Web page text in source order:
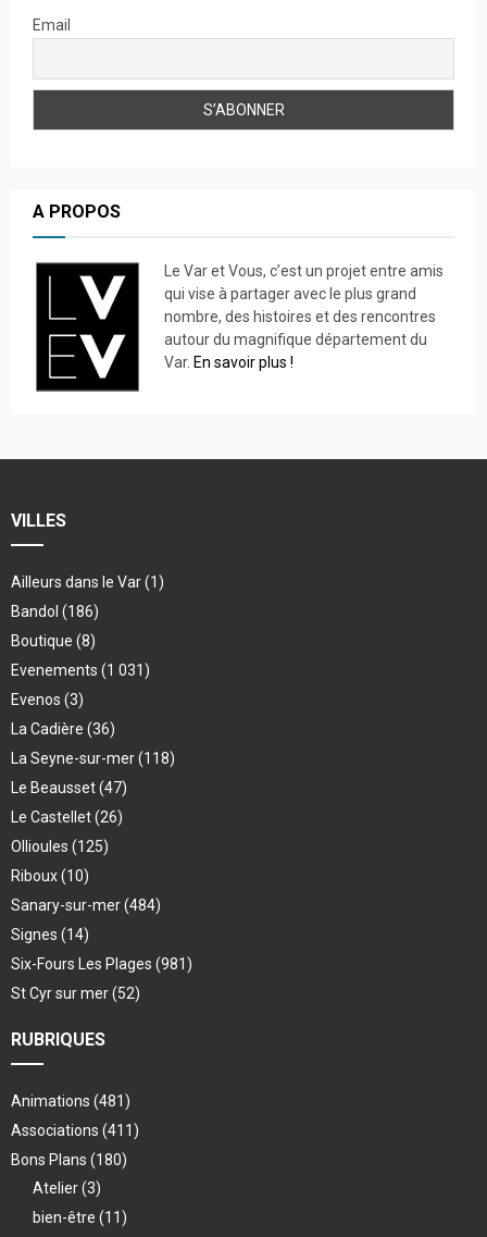
Email
A PROPOS
Le Var et Vous, c’est un projet entre amis
qui vise à partager avec le plus grand
nombre, des histoires et des rencontres
autour du magnifique département du
Var. En savoir plus !
VILLES
Ailleurs dans le Var(1)
Bandol (186)
Boutique (8)
Evenements (1 031)
Evenos (3)
La Cadière (36)
La Seyne-sur-mer(118)
Le Beausset(47)
Le Castellet(26)
Ollioules (125)
Riboux(10)
Sanary-sur-mer(484)
Signes (14)
Six-Fours Les Plages (981)
St Cyr sur mer(52)
RUBRIQUES
Animations (481)
Associations (411)
Bons Plans (180)
Atelier(3)
bien-être (11)